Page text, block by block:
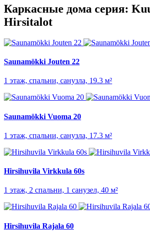
Каркасные дома cерия:
Hirsitalot
Saunamökki Jouten 22
1 этаж, спальни, санузла, 19.3 м²
Saunamökki Vuoma 20
1 этаж, спальни, санузла, 17.3 м²
Hirsihuvila Virkkula 60s
1 этаж, 2 спальни, 1 санузел, 40 м²
Hirsihuvila Rajala 60